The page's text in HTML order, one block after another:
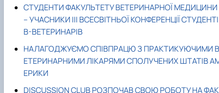
СТУДЕНТИ ФАКУЛЬТЕТУ ВЕТЕРИНАРНОЇ МЕДИЦИНИ
– УЧАСНИКИ ІІІ ВСЕСВІТНЬОЇ КОНФЕРЕНЦІЇ СТУДЕНТІ
В-ВЕТЕРИНАРІВ
НАЛАГОДЖУЄМО СПІВПРАЦЮ З ПРАКТИКУЮЧИМИ В
ЕТЕРИНАРНИМИ ЛІКАРЯМИ СПОЛУЧЕНИХ ШТАТІВ
ЕРИКИ
DISCUSSION CLUB РОЗПОЧАВ СВОЮ РОБОТУ НА ФАК